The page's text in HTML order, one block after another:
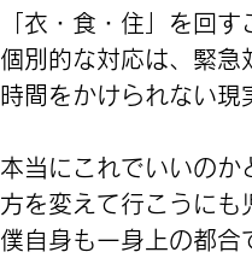
「衣・食・住」を回
個別的な対応は、緊急
時間をかけられない現
本当にこれでいいのか
方を変えて行こうにも
僕自身も一身上の都合